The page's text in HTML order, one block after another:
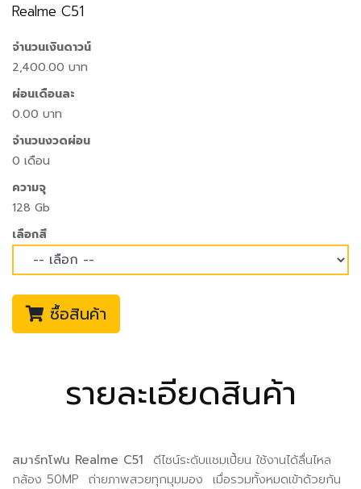
Realme C51
จำนวนเงินดาวน์
2,400.00 บาท
ผ่อนเดือนละ
0.00 บาท
จำนวนงวดผ่อน
0 เดือน
ความจุ
128 Gb
เลือกสี
ซื้อสินค้า
รายละเอียดสินค้า
สมาร์ทโฟน Realme C51
ดีไซน์ระดับแชมเปี้ยน ใช้งานได้ลื่นไหล
กล้อง 50MP ถ่ายภาพสวยทุกมุมมอง เมื่อรวมทั้งหมดเข้าด้วยกัน